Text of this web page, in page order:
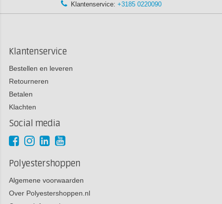
Klantenservice: +3185 0220090
Klantenservice
Bestellen en leveren
Retourneren
Betalen
Klachten
Social media
Polyestershoppen
Algemene voorwaarden
Over Polyestershoppen.nl